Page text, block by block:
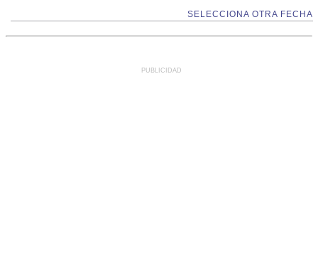
SELECCIONA OTRA FECHA
PUBLICIDAD